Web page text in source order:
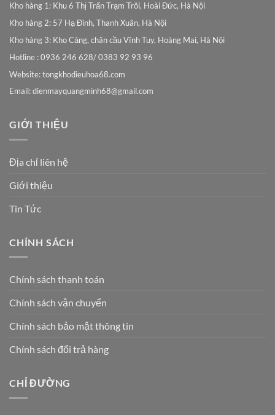
Kho hàng 1: Khu 6 Thị Trấn Trạm Trôi, Hoài Đức, Hà Nội
Kho hàng 2: 57 Hạ Đình, Thanh Xuân, Hà Nội
Kho hàng 3: Kho Cảng, chân cầu Vĩnh Tuy, Hoàng Mai, Hà Nội
Hotline : 0936 246 628/ 0383 92 93 96
Website: tongkhodieuhoa68.com
Email:dienmayquangminh68@gmail.com
GIỚI THIỆU
Địa chỉ liên hệ
Giới thiệu
Tin Tức
CHÍNH SÁCH
Chính sách thanh toán
Chính sách vận chuyển
Chính sách bảo mật thông tin
Chính sách đổi trả hàng
CHỈ ĐƯỜNG